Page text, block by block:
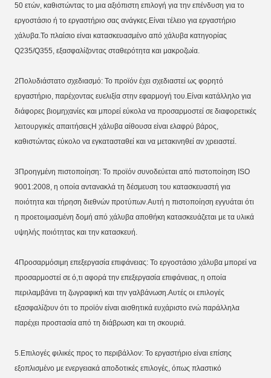
50 ετών, καθιστώντας το μια αξιόπιστη επιλογή για την επένδυση για το
εργοστάσιο ή το εργαστήριο σας ανάγκες.Είναι τέλειο για εργαστήριο
χάλυβα.Το πλαίσιο είναι κατασκευασμένο από χάλυβα κατηγορίας
Q235/Q355, εξασφαλίζοντας σταθερότητα και μακροζωία.
2Πολυδιάστατο σχεδιασμό: Το προϊόν έχει σχεδιαστεί ως φορητό
εργαστήριο, παρέχοντας ευελιξία στην εφαρμογή του.Είναι κατάλληλο για
διάφορες βιομηχανίες και μπορεί εύκολα να προσαρμοστεί σε διαφορετικές
λειτουργικές απαιτήσειςΗ χάλυβα αίθουσα είναι ελαφρύ βάρος,
καθιστώντας εύκολο να εγκατασταθεί και να μετακινηθεί αν χρειαστεί.
3Προηγμένη πιστοποίηση: Το προϊόν συνοδεύεται από πιστοποίηση ISO
9001:2008, η οποία αντανακλά τη δέσμευση του κατασκευαστή για
ποιότητα και τήρηση διεθνών προτύπων.Αυτή η πιστοποίηση εγγυάται ότι
η προετοιμασμένη δομή από χάλυβα αποθήκη κατασκευάζεται με τα υλικά
υψηλής ποιότητας και την κατασκευή.
4Προσαρμόσιμη επεξεργασία επιφάνειας: Το εργοστάσιο χάλυβα μπορεί να
προσαρμοστεί σε ό,τι αφορά την επεξεργασία επιφάνειας, η οποία
περιλαμβάνει τη ζωγραφική και την γαλβάνωση.Αυτές οι επιλογές
εξασφαλίζουν ότι το προϊόν είναι αισθητικά ευχάριστο ενώ παράλληλα
παρέχει προστασία από τη διάβρωση και τη σκουριά.
5.Επιλογές φιλικές προς το περιβάλλον: Το εργαστήριο είναι επίσης
εξοπλισμένο με ενεργειακά αποδοτικές επιλογές, όπως πλαστικό